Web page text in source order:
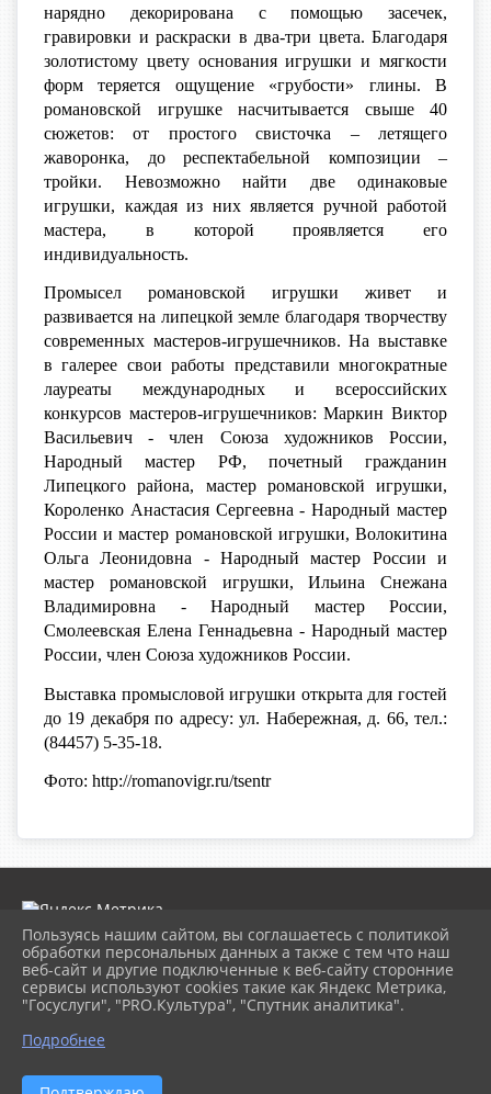
нарядно декорирована с помощью засечек,
гравировки и раскраски в два-три цвета. Благодаря
золотистому цвету основания игрушки и мягкости
форм теряется ощущение «грубости» глины. В
романовской игрушке насчитывается свыше 40
сюжетов: от простого свисточка – летящего
жаворонка, до респектабельной композиции –
тройки. Невозможно найти две одинаковые
игрушки, каждая из них является ручной работой
мастера, в которой проявляется его
индивидуальность.
Промысел романовской игрушки живет и
развивается на липецкой земле благодаря творчеству
современных мастеров-игрушечников. На выставке
в галерее свои работы представили многократные
лауреаты международных и всероссийских
конкурсов мастеров-игрушечников: Маркин Виктор
Васильевич - член Союза художников России,
Народный мастер РФ, почетный гражданин
Липецкого района, мастер романовской игрушки,
Короленко Анастасия Сергеевна - Народный мастер
России и мастер романовской игрушки, Волокитина
Ольга Леонидовна - Народный мастер России и
мастер романовской игрушки, Ильина Снежана
Владимировна - Народный мастер России,
Смолеевская Елена Геннадьевна - Народный мастер
России, член Союза художников России.
Выставка промысловой игрушки открыта для гостей
до 19 декабря по адресу: ул. Набережная, д. 66, тел.:
(84457) 5-35-18.
Фото: http://romanovigr.ru/tsentr
2026 г. museumkam.ru
Вход
Карта сайта
Политика обработки персональных данных
Сделано на KubCMS
Пользуясь нашим сайтом, вы соглашаетесь с политикой
обработки персональных данных а также с тем что наш
веб-сайт и другие подключенные к веб-сайту сторонние
сервисы используют cookies такие как Яндекс Метрика,
"Госуслуги", "PRO.Культура", "Спутник аналитика".
Подробнее